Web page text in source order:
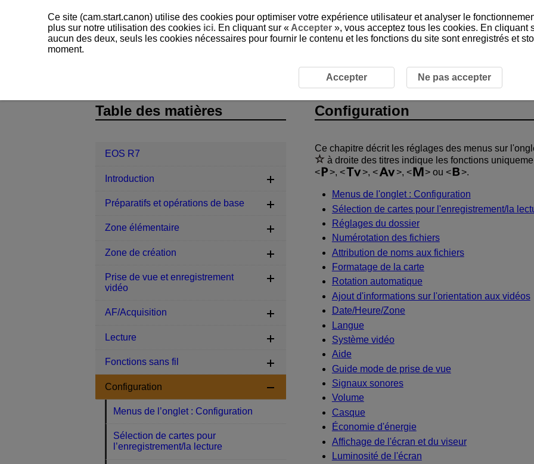
Configuration
Ce chapitre décrit les réglages des menus sur
à droite des titres indique les fonctions
,
, , ou .
Menus de l'onglet : Configuration
Sélection de cartes pour l'enregistrement/la
Réglages du dossier
Numérotation des fichiers
Attribution de noms aux fichiers
Formatage de la carte
Rotation automatique
Ajout d'informations sur l'orientation aux vidéos
Date/Heure/Zone
Langue
Système vidéo
Aide
Guide mode de prise de vue
Signaux sonores
Volume
Casque
Économie d'énergie
Affichage de l'écran et du viseur
Luminosité de l'écran
Table des matières
EOS R7
Introduction
Préparatifs et opérations de base
Zone élémentaire
Zone de création
Prise de vue et enregistrement
vidéo
AF/Acquisition
Lecture
Fonctions sans fil
Configuration
Menus de l’onglet : Configuration
Sélection de cartes pour
l’enregistrement/la lecture
Ce site (cam.start.canon) utilise des cookies pour optimiser votre expérience utilisateur et analyser le
plus sur notre utilisation des cookies ici. En cliquant sur « Accepter », vous acceptez tous les cookies. En cliquant
aucun des deux, seuls les cookies nécessaires pour fournir le contenu et les fonctions du site sont enregistrés et
moment.
Accepter Ne pas accepter